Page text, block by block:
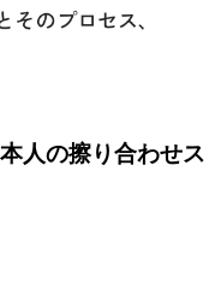
人の擦り合わせス